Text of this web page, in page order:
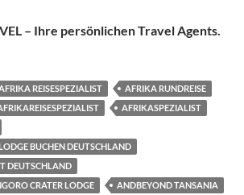
– Ihre persönlichen Travel Agents.
REISESPEZIALIST
AFRIKA RUNDREISE
AFRIKASPEZIALIST
BUCHEN DEUTSCHLAND
DEUTSCHLAND
CRATER LODGE
ANDBEYOND TANSANIA